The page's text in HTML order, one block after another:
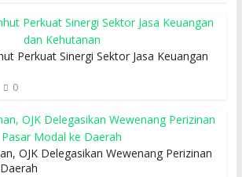
Perkuat Sinergi Sektor Jasa Keuangan
0
OJK Delegasikan Wewenang Perizinan